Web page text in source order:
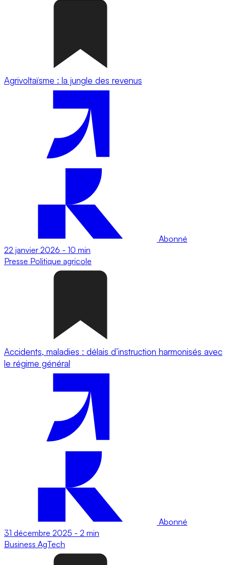
Agrivoltaïsme : la jungle des revenus
Abonné
22 janvier 2026 - 10 min
Presse Politique agricole
Accidents, maladies : délais d’instruction harmonisés avec
le régime général
Abonné
31 décembre 2025 - 2 min
Business AgTech